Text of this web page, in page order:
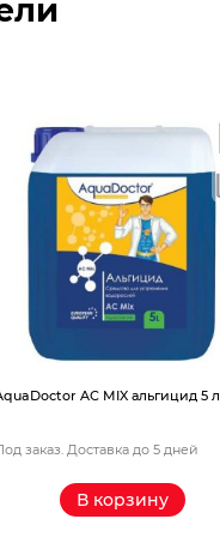
AС MIX альгицид 5 л
заказ. Доставка до 5 дней
В корзину